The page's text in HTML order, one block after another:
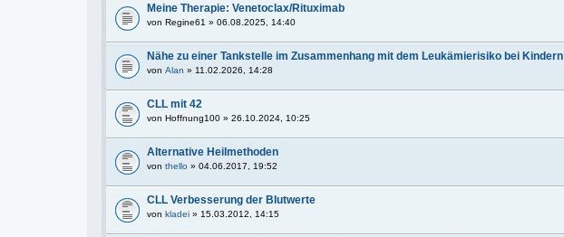
Meine Therapie: Venetoclax/Rituximab
von Regine61 » 06.08.2025, 14:40
Nähe zu einer Tankstelle im Zusammenhang mit dem Leukämierisiko bei Kindern
von Alan » 11.02.2026, 14:28
CLL mit 42
von Hoffnung100 » 26.10.2024, 10:25
Alternative Heilmethoden
von thello » 04.06.2017, 19:52
CLL Verbesserung der Blutwerte
von kladei » 15.03.2012, 14:15